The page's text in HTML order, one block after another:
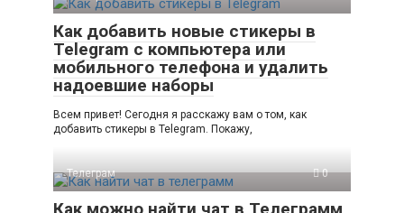
Как добавить новые стикеры в
Telegram с компьютера или
мобильного телефона и удалить
надоевшие наборы
Всем привет! Сегодня я расскажу вам о том, как
добавить стикеры в Telegram. Покажу,
Телеграм 0